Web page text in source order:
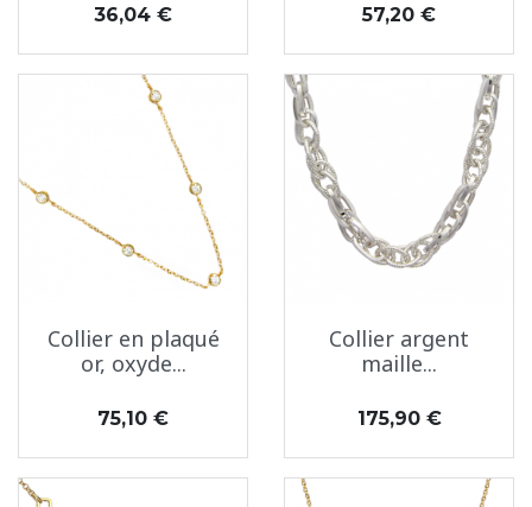
Prix
36,04 € Prix
57,20 €
Collier en plaqué
or, oxyde...
Prix
75,10 €
Collier argent
maille...
Prix
175,90 €